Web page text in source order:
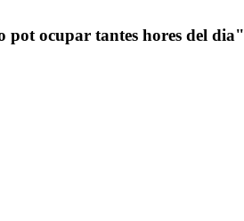
pot ocupar tantes hores del dia"